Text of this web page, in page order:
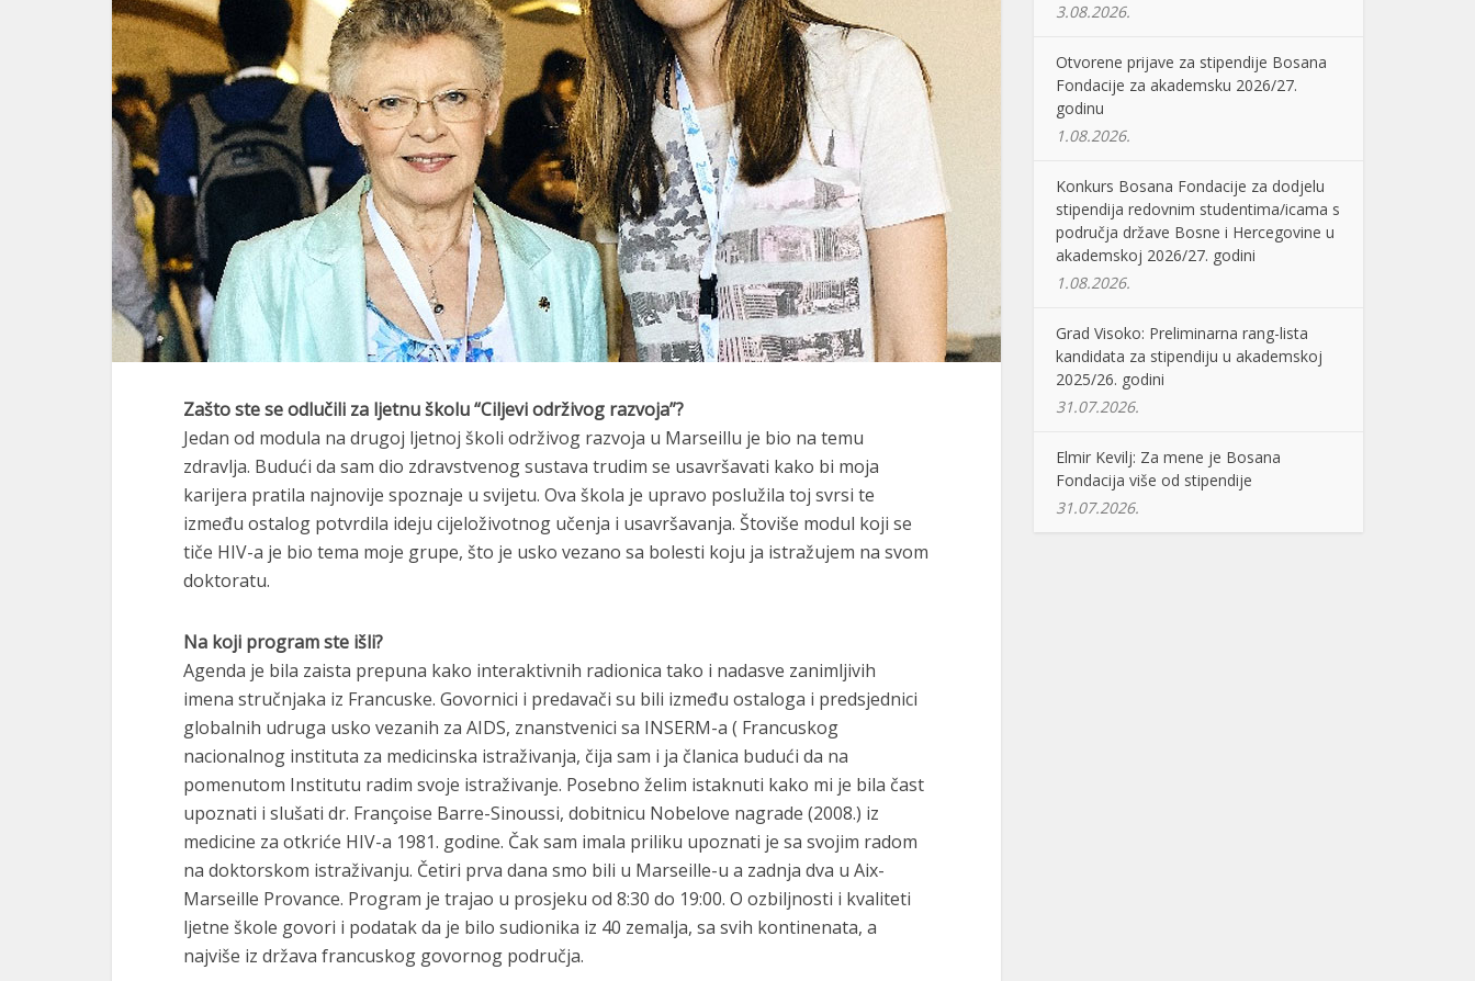
Zašto ste se odlučili za ljetnu školu “Ciljevi održivog razvoja”?
Jedan od modula na drugoj ljetnoj školi održivog razvoja u Marseillu je bio na temu
zdravlja. Budući da sam dio zdravstvenog sustava trudim se usavršavati kako bi moja
karijera pratila najnovije spoznaje u svijetu. Ova škola je upravo poslužila toj svrsi te
između ostalog potvrdila ideju cijeloživotnog učenja i usavršavanja. Štoviše modul koji se
tiče HIV-a je bio tema moje grupe, što je usko vezano sa bolesti koju ja istražujem na svom
doktoratu.
Na koji program ste išli?
Agenda je bila zaista prepuna kako interaktivnih radionica tako i nadasve zanimljivih
imena stručnjaka iz Francuske. Govornici i predavači su bili između ostaloga i predsjednici
globalnih udruga usko vezanih za AIDS, znanstvenici sa INSERM-a ( Francuskog
nacionalnog instituta za medicinska istraživanja, čija sam i ja članica budući da na
pomenutom Institutu radim svoje istraživanje. Posebno želim istaknuti kako mi je bila čast
upoznati i slušati dr. Françoise Barre-Sinoussi, dobitnicu Nobelove nagrade (2008.) iz
medicine za otkriće HIV-a 1981. godine. Čak sam imala priliku upoznati je sa svojim radom
na doktorskom istraživanju. Četiri prva dana smo bili u Marseille-u a zadnja dva u Aix-
Marseille Provance. Program je trajao u prosjeku od 8:30 do 19:00. O ozbiljnosti i kvaliteti
ljetne škole govori i podatak da je bilo sudionika iz 40 zemalja, sa svih kontinenata, a
najviše iz država francuskog govornog područja.
3.08.2026.
Otvorene prijave za stipendije Bosana
Fondacije za akademsku 2026/27.
godinu
1.08.2026.
Konkurs Bosana Fondacije za dodjelu
stipendija redovnim studentima/icama s
područja države Bosne i Hercegovine u
akademskoj 2026/27. godini
1.08.2026.
Grad Visoko: Preliminarna rang-lista
kandidata za stipendiju u akademskoj
2025/26. godini
31.07.2026.
Elmir Kevilj: Za mene je Bosana
Fondacija više od stipendije
31.07.2026.